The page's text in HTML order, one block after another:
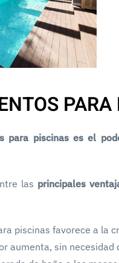
para piscinas es el
las principales
piscinas favorece a la
aumenta, sin